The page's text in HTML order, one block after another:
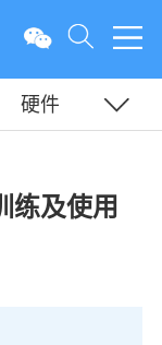
硬件
练及使用